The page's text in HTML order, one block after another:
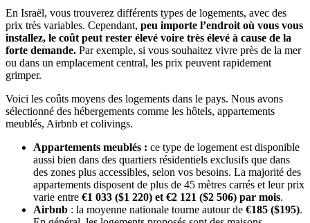
En Israël, vous trouverez différents types de logements, avec des
prix très variables. Cependant, peu importe l’endroit où vous vous
installez, le coût peut rester élevé voire très élevé à cause de la
forte demande. Par exemple, si vous souhaitez vivre près de la mer
ou dans un emplacement central, les prix peuvent rapidement
grimper.
Voici les coûts moyens des logements dans le pays. Nous avons
sélectionné des hébergements comme les hôtels, appartements
meublés, Airbnb et colivings.
Appartements meublés : ce type de logement est disponible
aussi bien dans des quartiers résidentiels exclusifs que dans
des zones plus accessibles, selon vos besoins. La majorité des
appartements disposent de plus de 45 mètres carrés et leur prix
varie entre €1 033 ($1 220) et €2 121 ($2 506) par mois.
Airbnb : la moyenne nationale tourne autour de €185 ($195).